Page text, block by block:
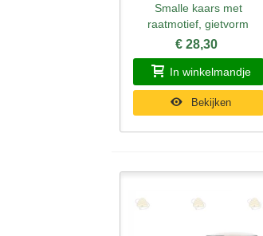
Snel bekijken
Smalle kaars met
raatmotief, gietvorm
€ 28,30
In winkelmandje
Bekijken